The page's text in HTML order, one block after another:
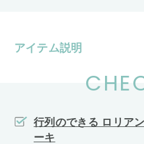
アイテム説明
行列のできる ロリア
ーキ